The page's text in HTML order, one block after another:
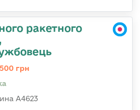
ракетного
грн
А4623